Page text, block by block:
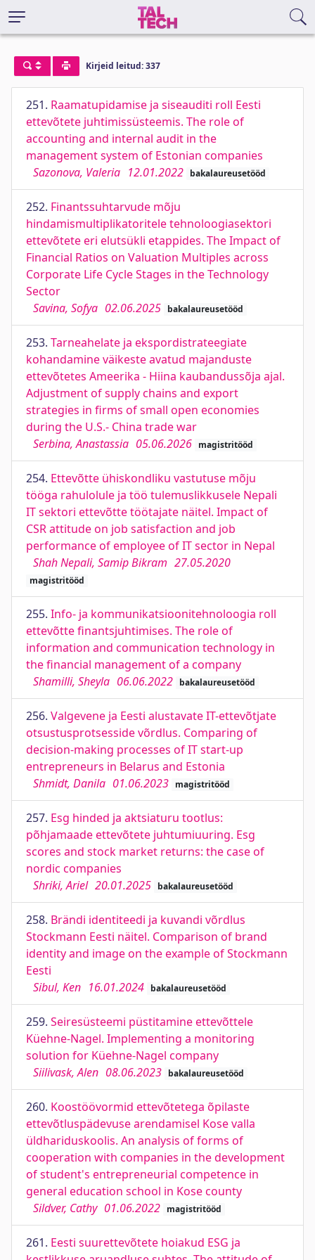
Kirjeid leitud: 337
251. Raamatupidamise ja siseauditi roll Eesti
ettevõtete juhtimissüsteemis. The role of
accounting and internal audit in the
management system of Estonian companies
Sazonova, Valeria 12.01.2022 bakalaureusetööd
252. Finantssuhtarvude mõju
hindamismultiplikatoritele tehnoloogiasektori
ettevõtete eri elutsükli etappides. The Impact of
Financial Ratios on Valuation Multiples across
Corporate Life Cycle Stages in the Technology
Sector
Savina, Sofya 02.06.2025 bakalaureusetööd
253. Tarneahelate ja ekspordistrateegiate
kohandamine väikeste avatud majanduste
ettevõtetes Ameerika - Hiina kaubandussõja ajal.
Adjustment of supply chains and export
strategies in firms of small open economies
during the U.S.- China trade war
Serbina, Anastassia 05.06.2026 magistritööd
254. Ettevõtte ühiskondliku vastutuse mõju
tööga rahulolule ja töö tulemuslikkusele Nepali
IT sektori ettevõtte töötajate näitel. Impact of
CSR attitude on job satisfaction and job
performance of employee of IT sector in Nepal
Shah Nepali, Samip Bikram 27.05.2020
magistritööd
255. Info- ja kommunikatsioonitehnoloogia roll
ettevõtte finantsjuhtimises. The role of
information and communication technology in
the financial management of a company
Shamilli, Sheyla 06.06.2022 bakalaureusetööd
256. Valgevene ja Eesti alustavate IT-ettevõtjate
otsustusprotsesside võrdlus. Comparing of
decision-making processes of IT start-up
entrepreneurs in Belarus and Estonia
Shmidt, Danila 01.06.2023 magistritööd
257. Esg hinded ja aktsiaturu tootlus:
põhjamaade ettevõtete juhtumiuuring. Esg
scores and stock market returns: the case of
nordic companies
Shriki, Ariel 20.01.2025 bakalaureusetööd
258. Brändi identiteedi ja kuvandi võrdlus
Stockmann Eesti näitel. Comparison of brand
identity and image on the example of Stockmann
Eesti
Sibul, Ken 16.01.2024 bakalaureusetööd
259. Seiresüsteemi püstitamine ettevõttele
Küehne-Nagel. Implementing a monitoring
solution for Küehne-Nagel company
Siilivask, Alen 08.06.2023 bakalaureusetööd
260. Koostöövormid ettevõtetega õpilaste
ettevõtluspädevuse arendamisel Kose valla
üldhariduskoolis. An analysis of forms of
cooperation with companies in the development
of student's entrepreneurial competence in
general education school in Kose county
Sildver, Cathy 01.06.2022 magistritööd
261. Eesti suurettevõtete hoiakud ESG ja